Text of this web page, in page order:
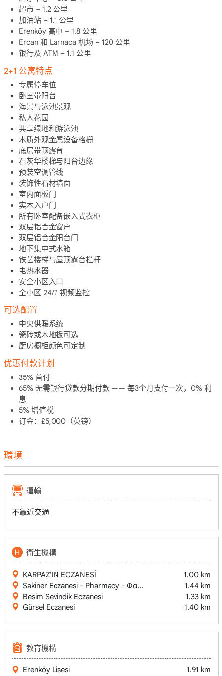
超市 – 1.2 公里
加油站 – 1.1 公里
Erenköy 高中 – 1.8 公里
Ercan 和 Larnaca 机场 – 120 公里
银行及 ATM – 1.1 公里
2+1 公寓特点
专属停车位
卧室带阳台
海景与泳池景观
私人花园
共享绿地和游泳池
木质外观金属设备格栅
底层带顶露台
石灰华楼梯与阳台边缘
预装空调管线
装饰性石材墙面
室内面板门
实木入户门
所有卧室配备嵌入式衣柜
双层铝合金窗户
双层铝合金阳台门
地下集中式水箱
铁艺楼梯与屋顶露台栏杆
电热水器
安全小区入口
全小区 24/7 视频监控
可选配置
中央供暖系统
瓷砖或木地板可选
厨房橱柜颜色可定制
优惠付款计划
35% 首付
65% 无需银行贷款分期付款 —— 每3个月支付一次，0% 利
息
5% 增值税
订金：£5,000（英镑）
環境
運輸
不靠近交通
衛生機構
KARPAZ'IN ECZANESİ
1.00 km
Sakiner Eczanesi - Pharmacy - Φαρμακείο
1.44 km
Besim Sevindik Eczanesi
1.33 km
Gürsel Eczanesi
1.40 km
教育機構
Erenköy Lisesi 1.91 km